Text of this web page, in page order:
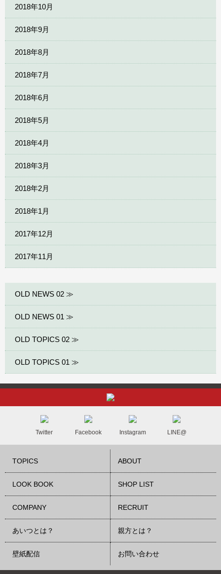
2018年10月
2018年9月
2018年8月
2018年7月
2018年6月
2018年5月
2018年4月
2018年3月
2018年2月
2018年1月
2017年12月
2017年11月
OLD NEWS 02 ≫
OLD NEWS 01 ≫
OLD TOPICS 02 ≫
OLD TOPICS 01 ≫
Twitter Facebook Instagram LINE@
TOPICS ABOUT
LOOK BOOK SHOP LIST
COMPANY RECRUIT
あいつとは？ 親方とは？
壁紙配信 お問い合わせ